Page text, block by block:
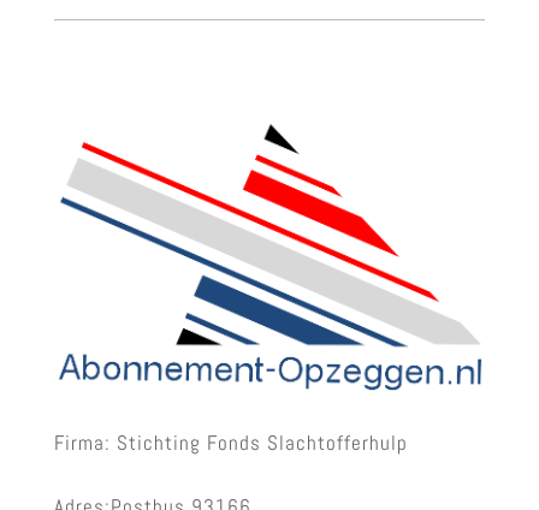
Firma: Stichting Fonds Slachtofferhulp